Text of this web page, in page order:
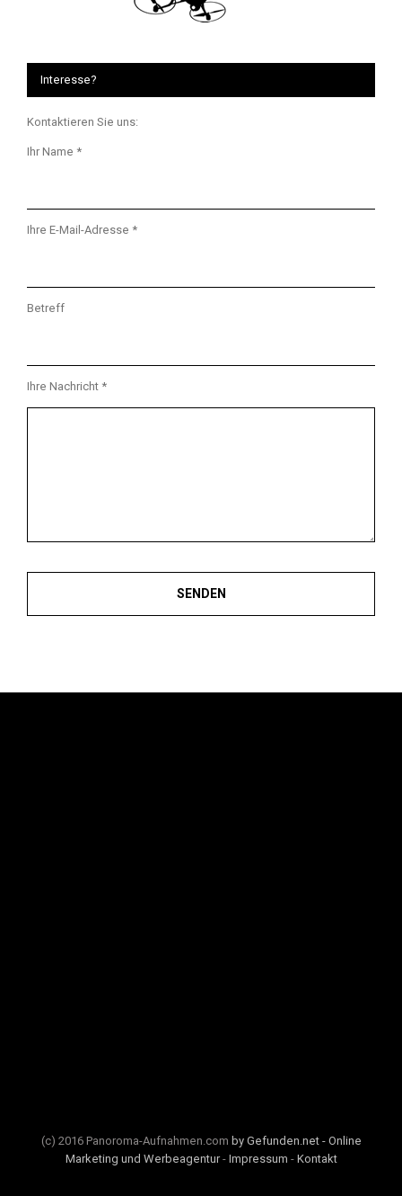
Interesse?
Kontaktieren Sie uns:
Ihr Name *
Ihre E-Mail-Adresse *
Betreff
Ihre Nachricht *
(c) 2016 Panoroma-Aufnahmen.com by Gefunden.net - Online
Marketing und Werbeagentur- Impressum - Kontakt